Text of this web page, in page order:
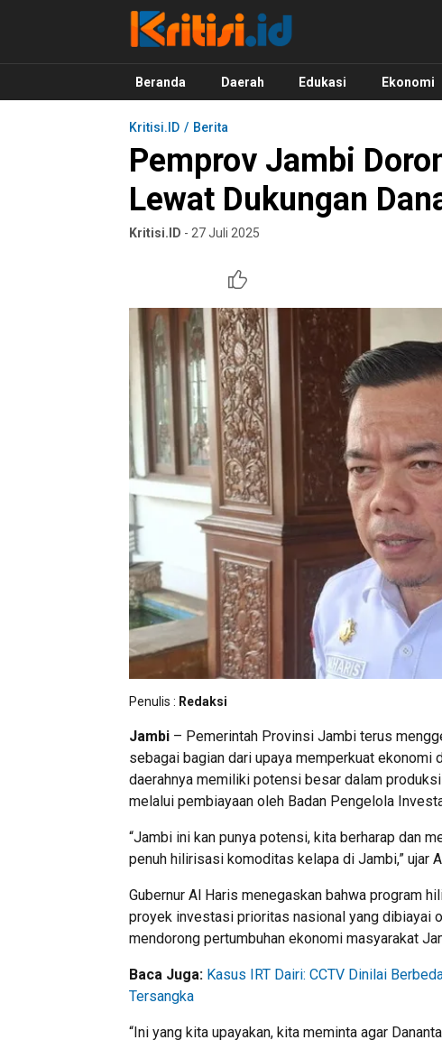
Kritisi.ID
Kritik untuk Negeri!
Beranda Daerah Edukasi Ekonomi
Kritisi.ID Berita
Pemprov Jambi
Lewat Dukungan
Kritisi.ID - 27 Juli 2025
Penulis : Redaksi
Jambi – Pemerintah Provinsi Jambi terus
sebagai bagian dari upaya memperkuat ekonomi
daerahnya memiliki potensi besar dalam
melalui pembiayaan oleh Badan Pengelola
“Jambi ini kan punya potensi, kita berharap dan
penuh hilirisasi komoditas kelapa di Jambi,” ujar
Gubernur Al Haris menegaskan bahwa program
proyek investasi prioritas nasional yang dibiayai
mendorong pertumbuhan ekonomi masyarakat
Baca Juga: Kasus IRT Dairi: CCTV Dinilai
Tersangka
“Ini yang kita upayakan, kita meminta agar